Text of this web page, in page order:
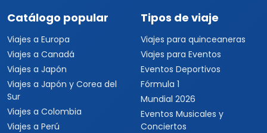
Catálogo popular
Viajes a Europa
Viajes a Canadá
Viajes a Japón
Viajes a Japón y Corea del
Sur
Viajes a Colombia
Viajes a Perú
Tipos de viaje
Viajes para quinceaneras
Viajes para Eventos
Eventos Deportivos
Fórmula 1
Mundial 2026
Eventos Musicales y
Conciertos